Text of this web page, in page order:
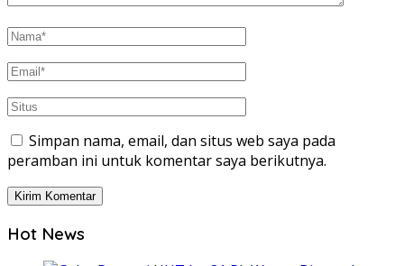
Simpan nama, email, dan situs web saya pada
peramban ini untuk komentar saya berikutnya.
Hot News